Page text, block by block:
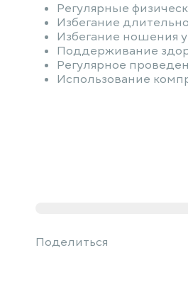
Регулярные
Избегание
Избегание ношения
Поддерживание
Регулярное
Использование
Поделиться